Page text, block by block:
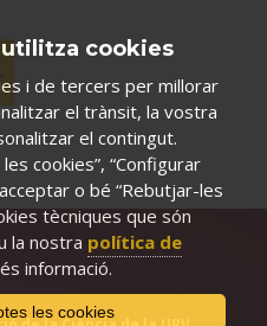
cookies
i de tercers per millorar
el trànsit, la vostra
el contingut.
cookies”, “Configurar
o bé “Rebutjar-les
tècniques que són
la nostra política de
informació.
les cookies